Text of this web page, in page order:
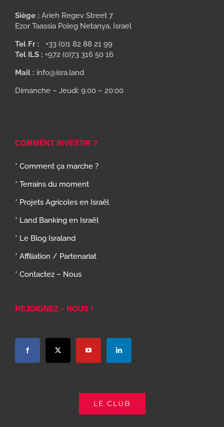
Siège : Arieh Regev Street 7
Ezor Taassia Poleg Netanya, Israel
Tel Fr : +33 (0)1 82 88 21 99
Tel ILS : +972 (0)73 316 50 16
Mail : info@isra.land
Dimanche – Jeudi: 9:00 – 20:00
COMMENT INVESTIR ?
* Comment ça marche ?
* Terrains du moment
* Projets Agricoles en Israël
* Land Banking en Israël
* Le Blog Israland
* Affiliation / Partenariat
* Contactez – Nous
REJOIGNEZ – NOUS !
LE CLUB